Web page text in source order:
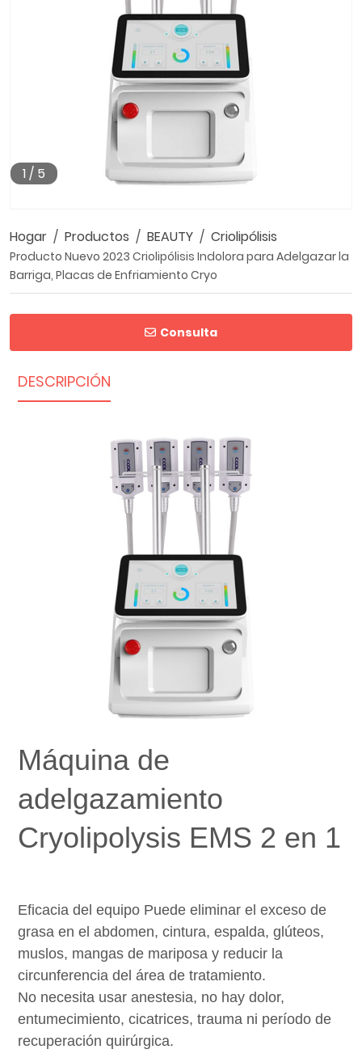
Hogar Productos BEAUTY Criolipólisis
Producto Nuevo 2023 Criolipólisis Indolora para Adelgazar la
Barriga, Placas de Enfriamiento Cryo
Consulta
1 / 5
DESCRIPCIÓN
Máquina de
adelgazamiento
Cryolipolysis EMS 2 en 1
Eficacia del equipo Puede eliminar el exceso de
grasa en el abdomen, cintura, espalda, glúteos,
muslos, mangas de mariposa y reducir la
circunferencia del área de tratamiento.
No necesita usar anestesia, no hay dolor,
entumecimiento, cicatrices, trauma ni período de
recuperación quirúrgica.